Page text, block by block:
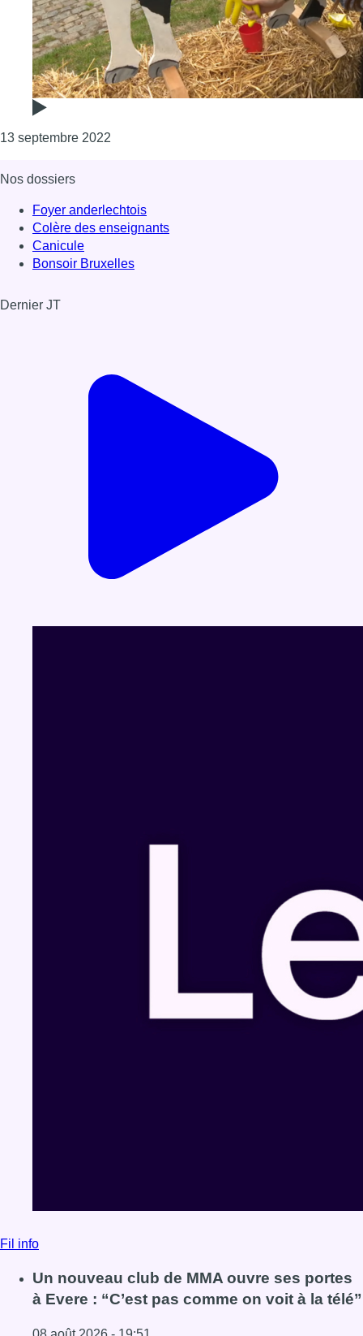
13 septembre 2022
Nos dossiers
Foyer anderlechtois
Colère des enseignants
Canicule
Bonsoir Bruxelles
Dernier JT
Fil info
Un nouveau club de MMA ouvre ses portes
à Evere : “C’est pas comme on voit à la télé”